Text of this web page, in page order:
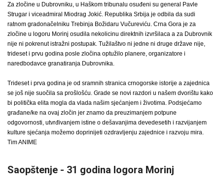
Za zločine u Dubrovniku, u Haškom tribunalu osuđeni su general Pavle
Strugar i viceadmiral Miodrag Jokić. Republika Srbija je odbila da sudi
ratnom gradonačelniku Trebinja Božidaru Vučureviću. Crna Gora je za
zločine u logoru Morinj osudila nekolicinu direktnih izvršilaca a za Dubrovnik
nije ni pokrenut istražni postupak. Tužilaštvo ni jedne ni druge države nije,
trideset i prvu godina posle zločina optužilo planere, organizatore i
naredbodavce granatiranja Dubrovnika.
Trideset i prva godina je od sramnih stranica crnogorske istorije a zajednica
se još nije suočila sa prošlošću. Grade se novi razdori u našem dvorištu kako
bi politička elita mogla da vlada našim sjećanjem i životima. Podsjećamo
građane/ke na ovaj zločin jer znamo da preuzimanjem potpune
odgovornosti, utvrđivanjem istine o dešavanjima devedesetih i razvijanjem
kulture sjećanja možemo doprinijeti ozdravljenju zajednice i razvoju mira.
Tim ANIME
Saopštenje - 31 godina logora Morinj